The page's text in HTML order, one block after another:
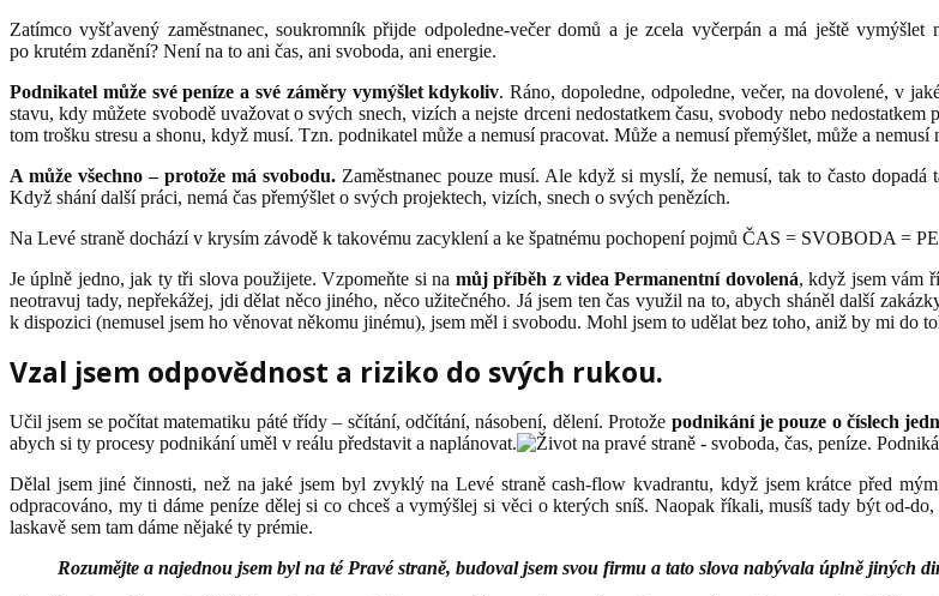
Zatímco vyšťavený zaměstnanec, soukromník přijde odpoledne-večer domů a je zcela vyčerpán a má ještě
po krutém zdanění? Není na to ani čas, ani svoboda, ani energie.
Podnikatel může své peníze a své záměry vymýšlet kdykoliv. Ráno, dopoledne, odpoledne, večer, na dovolené, v
stavu, kdy můžete svobodě uvažovat o svých snech, vizích a nejste drceni nedostatkem času, svobody nebo
tom trošku stresu a shonu, když musí. Tzn. podnikatel může a nemusí pracovat. Může a nemusí přemýšlet, může a nemusí
A může všechno – protože má svobodu. Zaměstnanec pouze musí. Ale když si myslí, že nemusí, tak to často
Když shání další práci, nemá čas přemýšlet o svých projektech, vizích, snech o svých penězích.
Na Levé straně dochází v krysím závodě k takovému zacyklení a ke špatnému pochopení pojmů ČAS = SVOBODA =
Je úplně jedno, jak ty tři slova použijete. Vzpomeňte si na můj příběh z videa Permanentní dovolená, když jsem vám
neotravuj tady, nepřekážej, jdi dělat něco jiného, něco užitečného. Já jsem ten čas využil na to, abych sháněl další
k dispozici (nemusel jsem ho věnovat někomu jinému), jsem měl i svobodu. Mohl jsem to udělat bez toho, aniž by mi
Vzal jsem odpovědnost a riziko do svých rukou.
Učil jsem se počítat matematiku páté třídy – sčítání, odčítání, násobení, dělení. Protože podnikání je pouze o číslech
abych si ty procesy podnikání uměl v reálu představit a naplánovat.
Dělal jsem jiné činnosti, než na jaké jsem byl zvyklý na Levé straně cash-flow kvadrantu, když jsem krátce před
odpracováno, my ti dáme peníze dělej si co chceš a vymýšlej si věci o kterých sníš. Naopak říkali, musíš tady být od-
laskavě sem tam dáme nějaké ty prémie.
Rozumějte a najednou jsem byl na té Pravé straně, budoval jsem svou firmu a tato slova nabývala úplně jiných